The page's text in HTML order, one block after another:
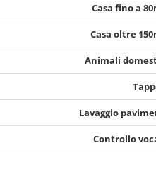
Casa fino a
Casa oltre
Animali
Lavaggio
Controllo